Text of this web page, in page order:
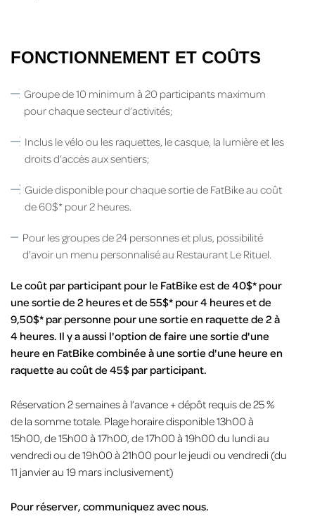
FONCTIONNEMENT ET COÛTS
Groupe de 10 minimum à 20 participants maximum
pour chaque secteur d’activités;
Inclus le vélo ou les raquettes, le casque, la lumière et les
droits d’accès aux sentiers;
Guide disponible pour chaque sortie de FatBike au coût
de 60$* pour 2 heures.
Pour les groupes de 24 personnes et plus, possibilité
d'avoir un menu personnalisé au Restaurant Le Rituel.
Le coût par participant pour le FatBike est de 40$* pour
une sortie de 2 heures et de 55$* pour 4 heures et de
9,50$* par personne pour une sortie en raquette de 2 à
4 heures. Il y a aussi l'option de faire une sortie d'une
heure en FatBike combinée à une sortie d'une heure en
raquette au coût de 45$ par participant.
Réservation 2 semaines à l’avance + dépôt requis de 25 %
de la somme totale. Plage horaire disponible 13h00 à
15h00, de 15h00 à 17h00, de 17h00 à 19h00 du lundi au
vendredi ou de 19h00 à 21h00 pour le jeudi ou vendredi (du
11 janvier au 19 mars inclusivement)
Pour réserver, communiquez avec nous.